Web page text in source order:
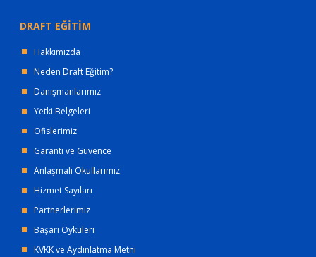
DRAFT EĞİTİM
Hakkımızda
Neden Draft Eğitim?
Danışmanlarımız
Yetki Belgeleri
Ofislerimiz
Garanti ve Güvence
Anlaşmalı Okullarımız
Hizmet Sayıları
Partnerlerimiz
Başarı Öyküleri
KVKK ve Aydınlatma Metni